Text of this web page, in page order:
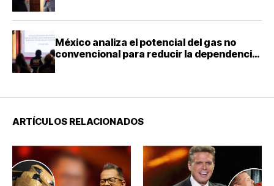
México analiza el potencial del gas no
convencional para reducir la dependencia
ARTÍCULOS RELACIONADOS